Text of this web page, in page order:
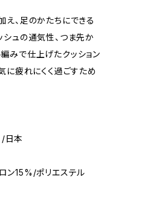
、足のかたちにできる
ュの通気性、つま先か
みで仕上げたクッション
に疲れにくく過ごすため
/日本
ン15%/ポリエステル